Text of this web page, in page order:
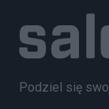
Podziel się